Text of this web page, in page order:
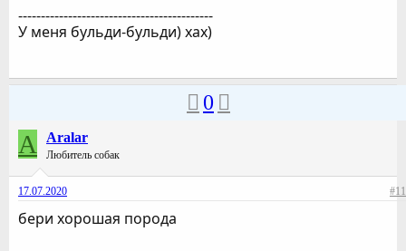
-------------------------------------------
У меня бульди-бульди) хах)
0
A Aralar
Любитель собак
17.07.2020 #11
бери хорошая порода